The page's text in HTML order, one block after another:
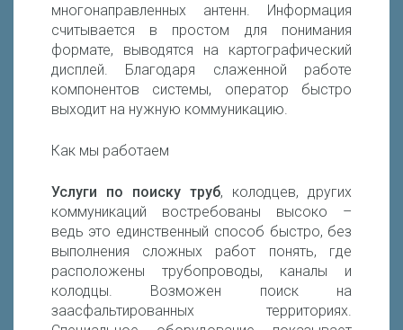
многонаправленных антенн. Информация
считывается в простом для понимания
формате, выводятся на картографический
дисплей. Благодаря слаженной работе
компонентов системы, оператор быстро
выходит на нужную коммуникацию.
Как мы работаем
Услуги по поиску труб, колодцев, других
коммуникаций востребованы высоко –
ведь это единственный способ быстро, без
выполнения сложных работ понять, где
расположены трубопроводы, каналы и
колодцы. Возможен поиск на
заасфальтированных территориях.